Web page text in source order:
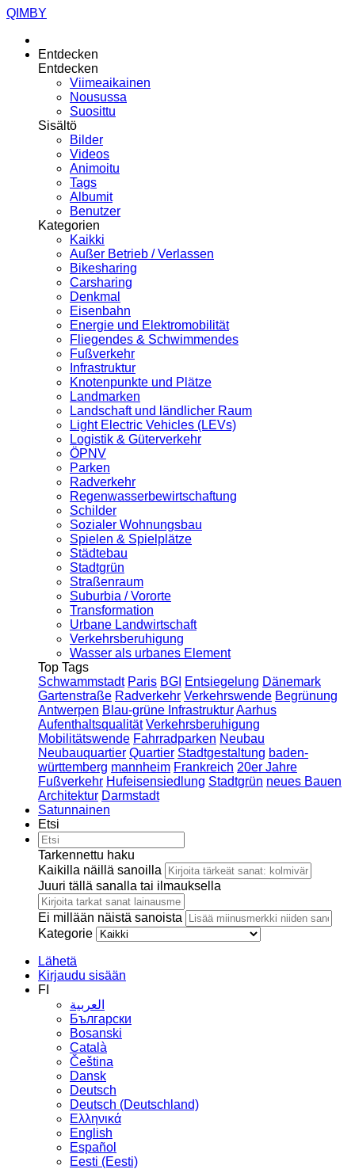
QIMBY
Entdecken
Entdecken
Viimeaikainen
Nousussa
Suosittu
Sisältö
Bilder
Videos
Animoitu
Tags
Albumit
Benutzer
Kategorien
Kaikki
Außer Betrieb / Verlassen
Bikesharing
Carsharing
Denkmal
Eisenbahn
Energie und Elektromobilität
Fliegendes & Schwimmendes
Fußverkehr
Infrastruktur
Knotenpunkte und Plätze
Landmarken
Landschaft und ländlicher Raum
Light Electric Vehicles (LEVs)
Logistik & Güterverkehr
ÖPNV
Parken
Radverkehr
Regenwasserbewirtschaftung
Schilder
Sozialer Wohnungsbau
Spielen & Spielplätze
Städtebau
Stadtgrün
Straßenraum
Suburbia / Vororte
Transformation
Urbane Landwirtschaft
Verkehrsberuhigung
Wasser als urbanes Element
Top Tags
Schwammstadt Paris BGI Entsiegelung Dänemark
Gartenstraße Radverkehr Verkehrswende Begrünung
Antwerpen Blau-grüne InfrastrukturAarhus
Aufenthaltsqualität Verkehrsberuhigung
Mobilitätswende Fahrradparken Neubau
Neubauquartier Quartier Stadtgestaltung baden-
württemberg mannheim Frankreich 20er Jahre
Fußverkehr Hufeisensiedlung Stadtgrün neues Bauen
Architektur Darmstadt
Satunnainen
Etsi
Tarkennettu haku
Kaikilla näillä sanoilla
Juuri tällä sanalla tai ilmauksella
Ei millään näistä sanoista
Kategorie
Lähetä
Kirjaudu sisään
FI
العربية
Български
Bosanski
Сatalà
Čeština
Dansk
Deutsch
Deutsch (Deutschland)
Ελληνικά
English
Español
Eesti (Eesti)